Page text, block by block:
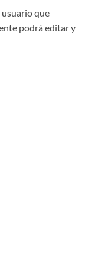
usuario que
podrá editar y